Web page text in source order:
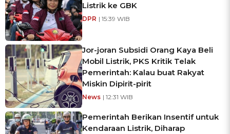
Listrik ke GBK
DPR | 15:39 WIB
Jor-joran Subsidi Orang Kaya Beli
Mobil Listrik, PKS Kritik Telak
Pemerintah: Kalau buat Rakyat
Miskin Dipirit-pirit
News | 12:31 WIB
Pemerintah Berikan Insentif untuk
Kendaraan Listrik, Diharap